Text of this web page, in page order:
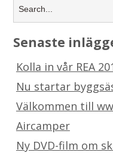
Senaste
Kolla in vår REA
Nu startar
Välkommen till
Aircamper
Ny DVD-film om